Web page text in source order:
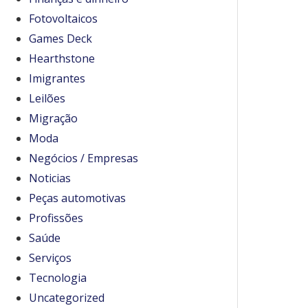
Fotovoltaicos
Games Deck
Hearthstone
Imigrantes
Leilões
Migração
Moda
Negócios / Empresas
Noticias
Peças automotivas
Profissões
Saúde
Serviços
Tecnologia
Uncategorized